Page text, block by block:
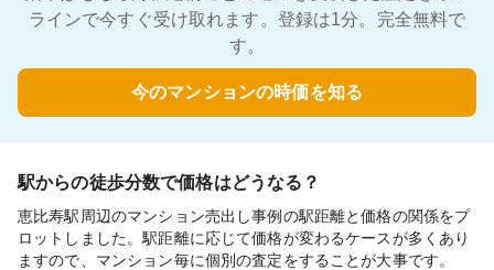
ラインで今すぐ受け取れます。登録は1分。完全無料で
す。
今のマンションの時価を知る
駅からの徒歩分数で価格はどうなる？
恵比寿駅周辺のマンション売出し事例の駅距離と価格の関係をプ
ロットしました。駅距離に応じて価格が変わるケースが多くあり
ますので、マンション毎に個別の査定をすることが大事です。